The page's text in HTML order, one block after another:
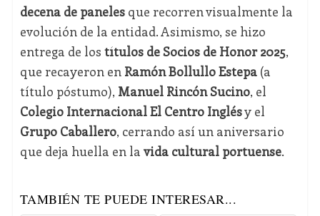
decena de panelesque recorren visualmente la
evolución de la entidad. Asimismo, se hizo
entrega de los títulos de Socios de Honor 2025,
que recayeron en Ramón Bollullo Estepa(a
título póstumo), Manuel Rincón Sucino, el
Colegio Internacional El Centro Inglésy el
Grupo Caballero, cerrando así un aniversario
que deja huella en la vida cultural portuense.
TAMBIÉN TE PUEDE INTERESAR...